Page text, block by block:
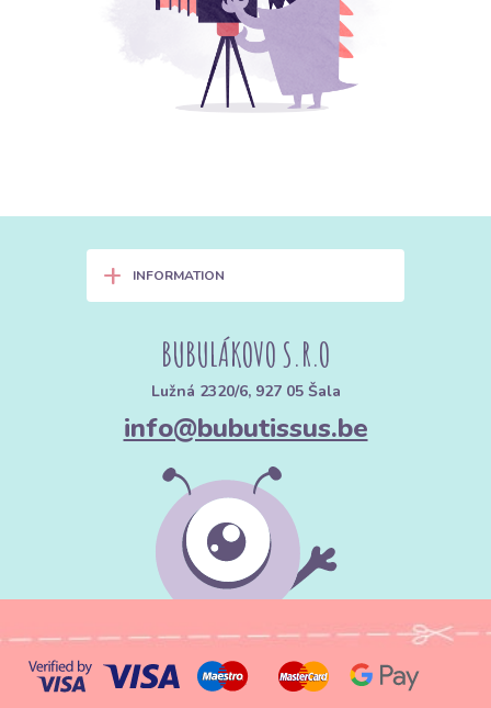
+ INFORMATION
BUBULÁKOVO S.R.O
Lužná 2320/6, 927 05 Šala
info@bubutissus.be